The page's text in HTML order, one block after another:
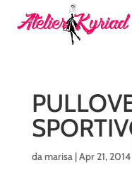
damarisa|Apr 21, 2014